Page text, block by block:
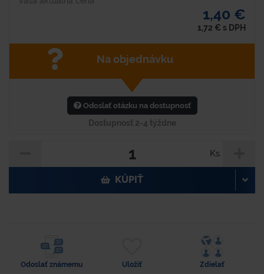
1,40 €
1,72 € s DPH
Na objednávku
Odoslať otázku na dostupnosť
Dostupnosť 2-4 týždne
Ks
KÚPIŤ
Odoslať známemu Uložiť Zdielať